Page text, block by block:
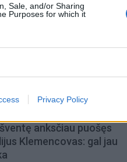
Sale, and/or Sharing
Purposes for which it
Privacy Policy
anksčiau puošęs
Klemencovas: gal jau